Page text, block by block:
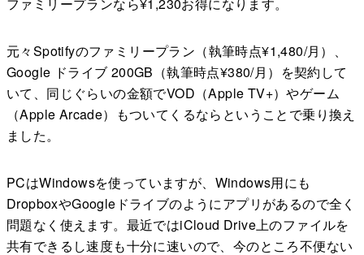
元々Spotifyのファミリープラン（執筆時点¥1,480/月）、
Google ドライブ 200GB（執筆時点¥380/月）を契約して
いて、同じぐらいの金額でVOD（Apple TV+）やゲーム
（Apple Arcade）もついてくるならということで乗り換え
ました。
PCはWindowsを使っていますが、Windows用にも
DropboxやGoogleドライブのようにアプリがあるので全く
問題なく使えます。最近ではiCloud Drive上のファイルを
共有できるし速度も十分に速いので、今のところ不便ない